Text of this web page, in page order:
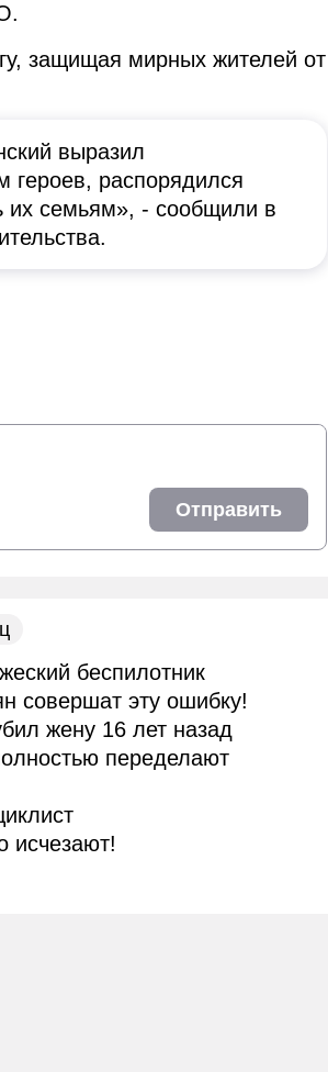
защищая мирных жителей от
выразил
героев, распорядился
их семьям», - сообщили в
Отправить
беспилотник
совершат эту ошибку!
жену 16 лет назад
переделают
исчезают!